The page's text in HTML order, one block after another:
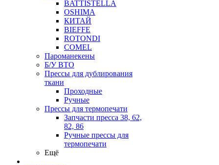
BATTISTELLA
OSHIMA
КИТАЙ
BIEFFE
ROTONDI
COMEL
Пароманекены
Б/У ВТО
Прессы для дублирования
ткани
Проходные
Ручные
Прессы для термопечати
Запчасти пресса 38, 62,
82, 86
Ручные прессы для
термопечати
Ещё